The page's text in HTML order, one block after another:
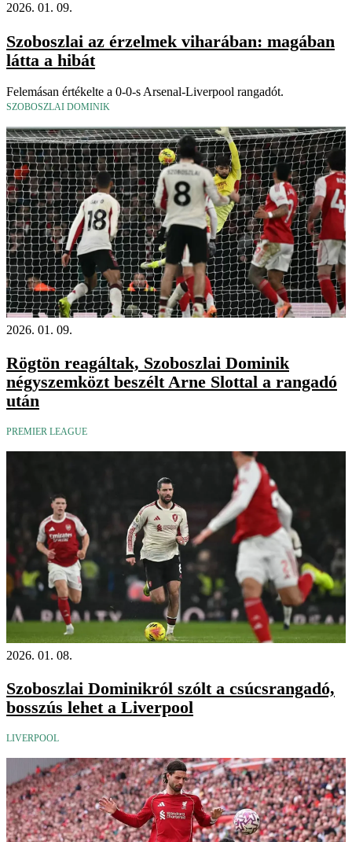
2026. 01. 09.
Szoboszlai az érzelmek viharában: magában
látta a hibát
Felemásan értékelte a 0-0-s Arsenal-Liverpool rangadót.
SZOBOSZLAI DOMINIK
2026. 01. 09.
Rögtön reagáltak, Szoboszlai Dominik
négyszemközt beszélt Arne Slottal a rangadó
után
PREMIER LEAGUE
2026. 01. 08.
Szoboszlai Dominikról szólt a csúcsrangadó,
bosszús lehet a Liverpool
LIVERPOOL